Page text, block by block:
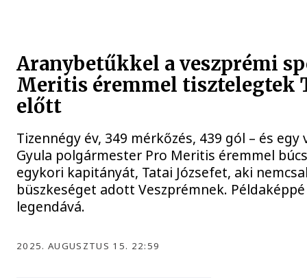
Aranybetűkkel a veszprémi
Meritis éremmel tisztelegtek
előtt
Tizennégy év, 349 mérkőzés, 439 gól – és
Gyula polgármester Pro Meritis éremmel
egykori kapitányát, Tatai Józsefet, aki
büszkeséget adott Veszprémnek.
legendává.
2025. AUGUSZTUS 15. 22:59